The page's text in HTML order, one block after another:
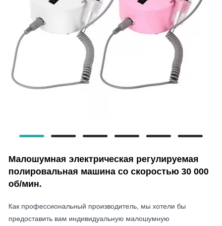
Малошумная электрическая регулируемая
полировальная машина со скоростью 30 000
об/мин.
Как профессиональный производитель, мы хотели бы
предоставить вам индивидуальную малошумную